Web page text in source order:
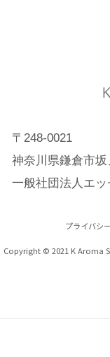
〒248-0021
神奈川県鎌倉市
一般社団法人エ
プライバシ
Copyright © 2021 K Aroma